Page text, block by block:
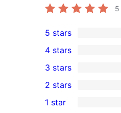
5
6
5-
star
reviews
5 stars
4-
star
reviews
4 stars
0
3-
star
3 stars
2-
2 stars
1 star